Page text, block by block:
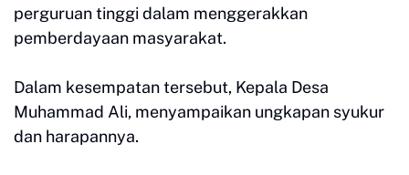
perguruan tinggi dalam menggerakkan
pemberdayaan masyarakat.
Dalam kesempatan tersebut, Kepala Desa
Muhammad Ali, menyampaikan ungkapan syukur
dan harapannya.